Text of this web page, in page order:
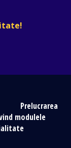
Prelucrarea
modulele